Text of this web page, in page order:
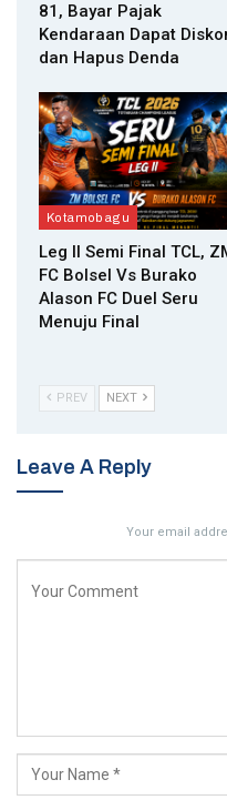
81, Bayar Pajak
Kendaraan Dapat
dan Hapus Denda
Kotamobagu
Leg II Semi Final TCL,
FC Bolsel Vs Burako
Alason FC Duel Seru
Menuju Final
PREV NEXT
Leave A Reply
Your email